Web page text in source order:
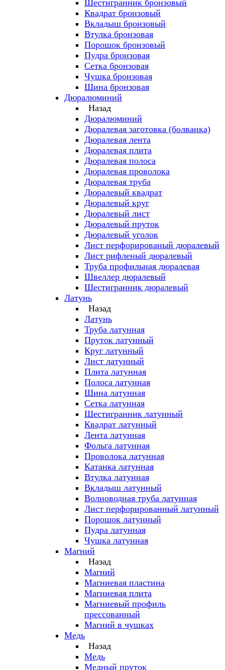
Шестигранник бронзовый
Квадрат бронзовый
Вкладыш бронзовый
Втулка бронзовая
Порошок бронзовый
Пудра бронзовая
Сетка бронзовая
Чушка бронзовая
Шина бронзовая
Дюралюминий
Назад
Дюралюминий
Дюралевая заготовка (болванка)
Дюралевая лента
Дюралевая плита
Дюралевая полоса
Дюралевая проволока
Дюралевая труба
Дюралевый квадрат
Дюралевый круг
Дюралевый лист
Дюралевый пруток
Дюралевый уголок
Лист перфорированый дюралевый
Лист рифленый дюралевый
Труба профильная дюралевая
Швеллер дюралевый
Шестигранник дюралевый
Латунь
Назад
Латунь
Труба латунная
Пруток латунный
Круг латунный
Лист латунный
Плита латунная
Полоса латунная
Шина латунная
Сетка латунная
Шестигранник латунный
Квадрат латунный
Лента латунная
Фольга латунная
Проволока латунная
Катанка латунная
Втулка латунная
Вкладыш латунный
Волноводная труба латунная
Лист перфорированный латунный
Порошок латунный
Пудра латунная
Чушка латунная
Магний
Назад
Магний
Магниевая пластина
Магниевая плита
Магниевый профиль
прессованный
Магний в чушках
Медь
Назад
Медь
Медный пруток